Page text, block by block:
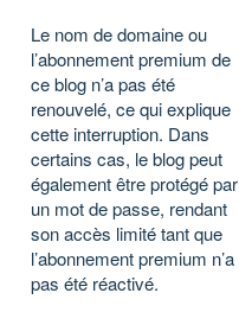
Le nom de domaine ou
l’abonnement premium de
ce blog n’a pas été
renouvelé, ce qui explique
cette interruption. Dans
certains cas, le blog peut
également être protégé par
un mot de passe, rendant
son accès limité tant que
l’abonnement premium n’a
pas été réactivé.